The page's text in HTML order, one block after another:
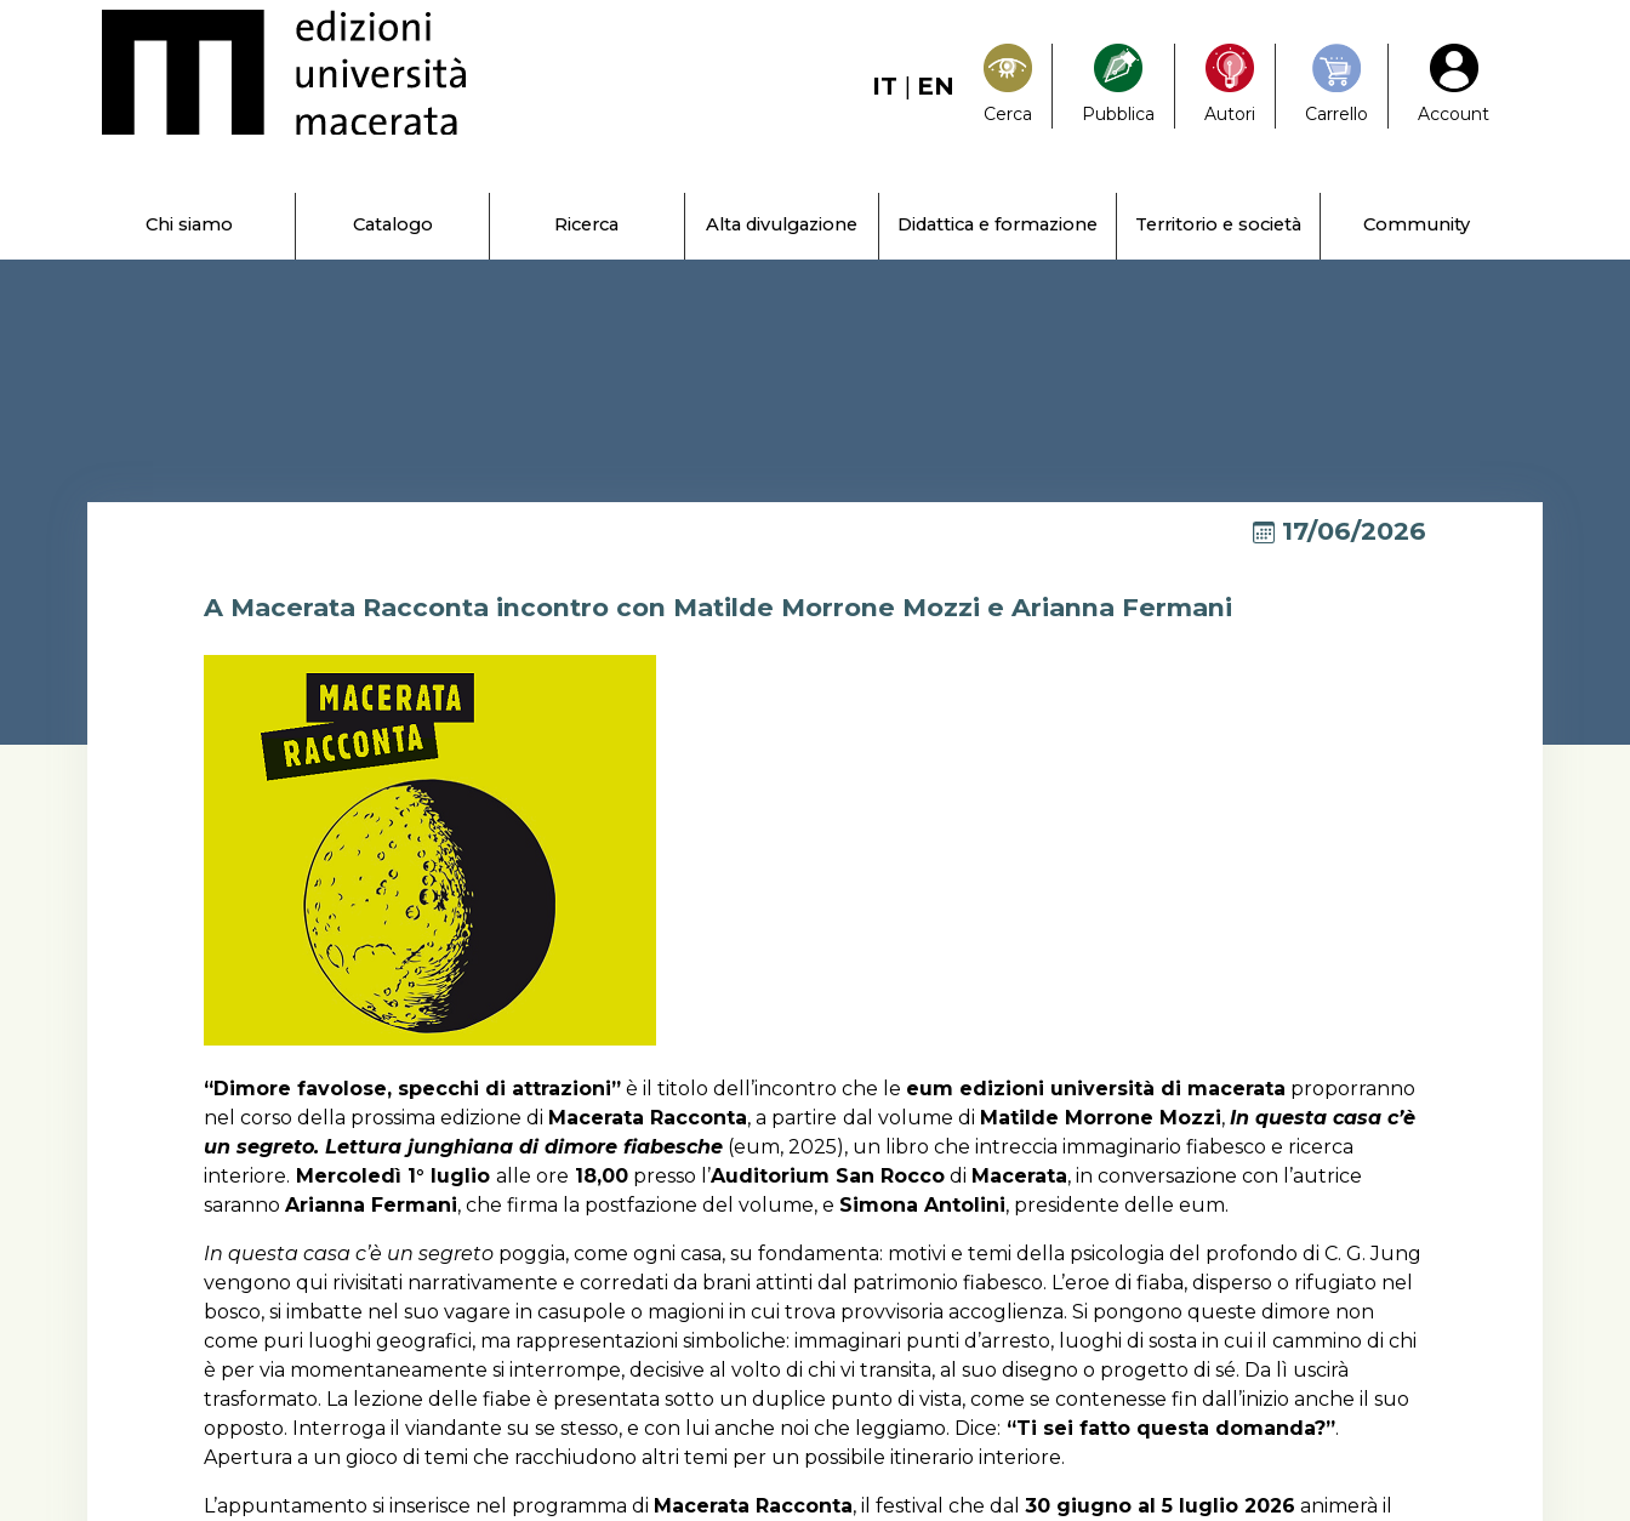
IT | EN
Cerca Pubblica Autori Carrello Account
Chi siamo Catalogo Ricerca Alta divulgazione Didattica e formazione Territorio e società Community
17/06/2026
A Macerata Racconta incontro con Matilde Morrone Mozzi e Arianna Fermani
“Dimore favolose, specchi di attrazioni” è il titolo dell’incontro che le eum edizioni università di macerata proporranno
nel corso della prossima edizione di Macerata Racconta, a partire dal volume di Matilde Morrone Mozzi, In questa casa c’è
un segreto. Lettura junghiana di dimore fiabesche (eum, 2025), un libro che intreccia immaginario fiabesco e ricerca
interiore. Mercoledì 1° luglio alle ore 18,00 presso l’Auditorium San Rocco di Macerata, in conversazione con l’autrice
saranno Arianna Fermani, che firma la postfazione del volume, e Simona Antolini, presidente delle eum.
In questa casa c’è un segreto poggia, come ogni casa, su fondamenta: motivi e temi della psicologia del profondo di C. G. Jung
vengono qui rivisitati narrativamente e corredati da brani attinti dal patrimonio fiabesco. L’eroe di fiaba, disperso o rifugiato nel
bosco, si imbatte nel suo vagare in casupole o magioni in cui trova provvisoria accoglienza. Si pongono queste dimore non
come puri luoghi geografici, ma rappresentazioni simboliche: immaginari punti d’arresto, luoghi di sosta in cui il cammino di chi
è per via momentaneamente si interrompe, decisive al volto di chi vi transita, al suo disegno o progetto di sé. Da lì uscirà
trasformato. La lezione delle fiabe è presentata sotto un duplice punto di vista, come se contenesse fin dall’inizio anche il suo
opposto. Interroga il viandante su se stesso, e con lui anche noi che leggiamo. Dice: “Ti sei fatto questa domanda?”.
Apertura a un gioco di temi che racchiudono altri temi per un possibile itinerario interiore.
L’appuntamento si inserisce nel programma di Macerata Racconta, il festival che dal 30 giugno al 5 luglio 2026 animerà il